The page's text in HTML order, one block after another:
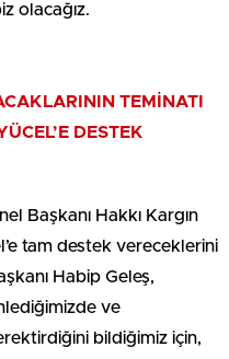
olacağız.
TEMİNATI
DESTEK
Başkanı Hakkı Kargın
tam destek vereceklerini
Habip Geleş,
ve
bildiğimiz için,